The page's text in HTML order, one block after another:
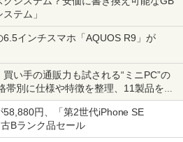
テム」
インチスマホ「AQUOS R9」が
い手の通販力も試される“ミニPC”の
別に仕様や特徴を整理、11製品をピ
by 石川 ひさよし
58,880円、「第2世代iPhone SE
Bランク品セール